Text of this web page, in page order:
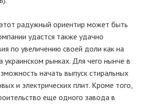
радужный ориентир может быть
удастся также удачно
по увеличению своей доли как на
украинском рынках. Для чего нынче в
начать выпуск стиральных
и электрических плит. Кроме того,
еще одного завода в